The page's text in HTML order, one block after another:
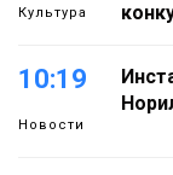
Культура
10:19
Новости